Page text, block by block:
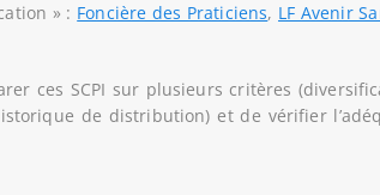
» : Foncière des Praticiens, LF Avenir
ces SCPI sur plusieurs critères
de distribution) et de vérifier